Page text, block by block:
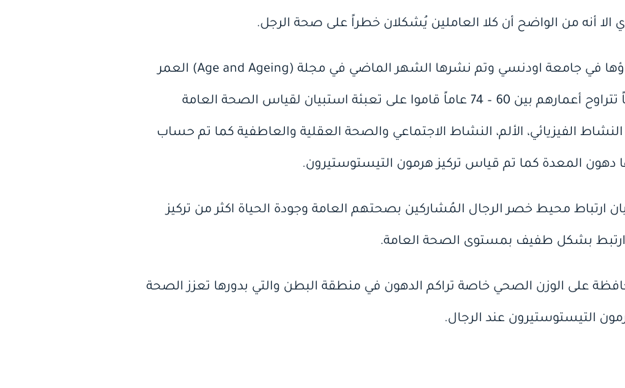
الا أنه من الواضح أن كلا العاملين يُشكلان خطراً على صحة الرجل.
وشملت الدراسة، التي تم اجراؤها في جامعة اودنسي وتم نشرها الشهر الماضي في مجلة (Age and Ageing) العمر
والشيخوخة، 598 رجلاً دنماركياً تتراوح أعمارهم بين 60 – 74 عاماً قاموا على تعبئة استبيان لقياس الصحة العامة
الفيزيائي، الألم، النشاط الاجتماعي والصحة العقلية والعاطفية كما تم حساب
دهون المعدة كما تم قياس تركيز هرمون التيستوستيرون.
ارتباط محيط خصر الرجال المُشاركين بصحتهم العامة وجودة الحياة اكثر من تركيز
ارتبط بشكل طفيف بمستوى الصحة العامة.
على الوزن الصحي خاصة تراكم الدهون في منطقة البطن والتي بدورها تعزز الصحة
التيستوستيرون عند الرجال.